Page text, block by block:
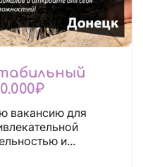
вакансию для
и...